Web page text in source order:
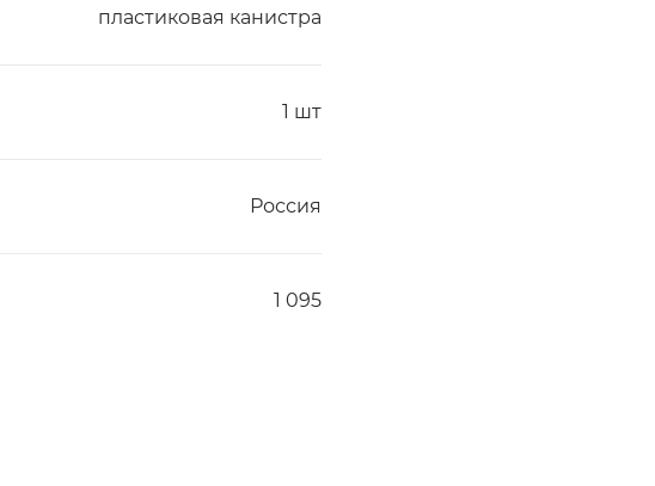
пластиковая канистра
1 шт
Россия
1 095